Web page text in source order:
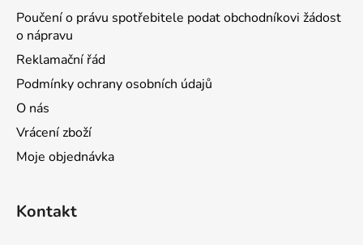
Poučení o právu spotřebitele podat obchodníkovi žádost
o nápravu
Reklamační řád
Podmínky ochrany osobních údajů
O nás
Vrácení zboží
Moje objednávka
Kontakt